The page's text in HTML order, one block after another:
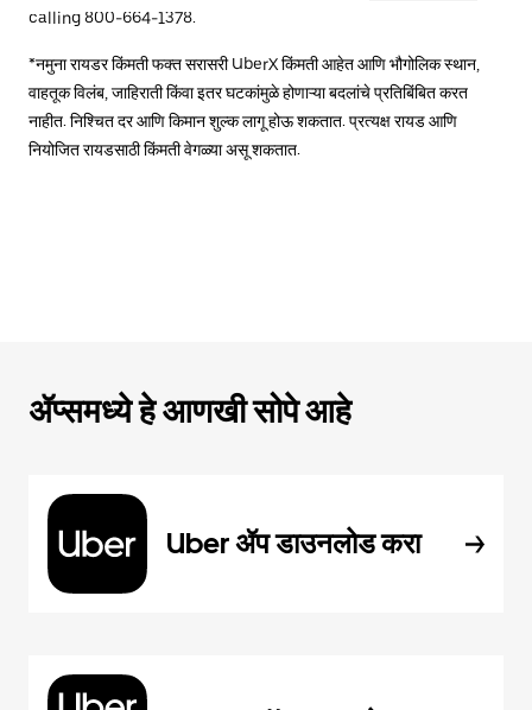
calling 800-664-1378.
*नमुना रायडर किंमती फक्त सरासरी UberX किंमती आहेत आणि भौगोलिक स्थान,
वाहतूक विलंब, जाहिराती किंवा इतर घटकांमुळे होणाऱ्या बदलांचे प्रतिबिंबित करत
नाहीत. निश्चित दर आणि किमान शुल्क लागू होऊ शकतात. प्रत्यक्ष रायड आणि
नियोजित रायडसाठी किंमती वेगळ्या असू शकतात.
ॲप्समध्ये हे आणखी सोपे आहे
Uber ॲप डाउनलोड करा